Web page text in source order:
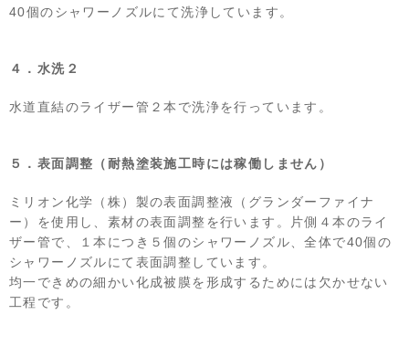
40個のシャワーノズルにて洗浄しています。
４．水洗２
水道直結のライザー管２本で洗浄を行っています。
５．表面調整（耐熱塗装施工時には稼働しません）
ミリオン化学（株）製の表面調整液（グランダーファイナ
ー）を使用し、素材の表面調整を行います。片側４本のライ
ザー管で、１本につき５個のシャワーノズル、全体で40個の
シャワーノズルにて表面調整しています。
均一できめの細かい化成被膜を形成するためには欠かせない
工程です。